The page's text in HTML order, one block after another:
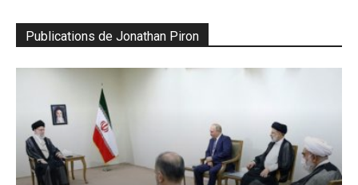
Publications de Jonathan Piron